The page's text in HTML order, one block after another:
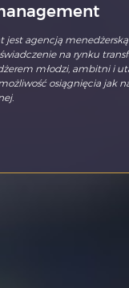
agencją menedżerską
na rynku
młodzi, ambitni i
osiągnięcia jak